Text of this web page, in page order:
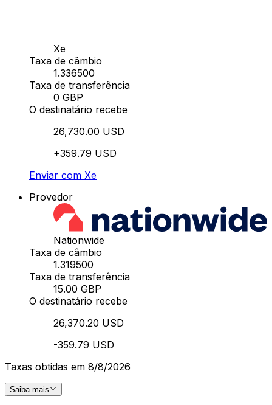
Xe
Taxa de câmbio
1.336500
Taxa de transferência
0 GBP
O destinatário recebe
26,730.00 USD
+359.79 USD
Enviar com Xe
Provedor
Nationwide
Taxa de câmbio
1.319500
Taxa de transferência
15.00 GBP
O destinatário recebe
26,370.20 USD
-359.79 USD
Taxas obtidas em 8/8/2026
Saiba mais